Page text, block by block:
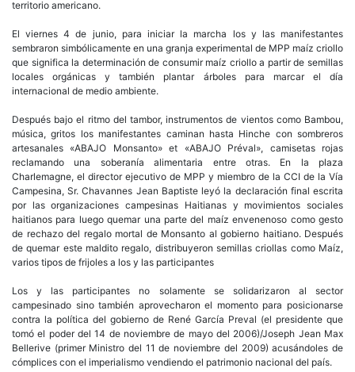
territorio americano.
El viernes 4 de junio, para iniciar la marcha los y las manifestantes
sembraron simbólicamente en una granja experimental de MPP maíz criollo
que significa la determinación de consumir maíz criollo a partir de semillas
locales orgánicas y también plantar árboles para marcar el día
internacional de medio ambiente.
Después bajo el ritmo del tambor, instrumentos de vientos como Bambou,
música, gritos los manifestantes caminan hasta Hinche con sombreros
artesanales «ABAJO Monsanto» et «ABAJO Préval», camisetas rojas
reclamando una soberanía alimentaria entre otras. En la plaza
Charlemagne, el director ejecutivo de MPP y miembro de la CCI de la Vía
Campesina, Sr. Chavannes Jean Baptiste leyó la declaración final escrita
por las organizaciones campesinas Haitianas y movimientos sociales
haitianos para luego quemar una parte del maíz envenenoso como gesto
de rechazo del regalo mortal de Monsanto al gobierno haitiano. Después
de quemar este maldito regalo, distribuyeron semillas criollas como Maíz,
varios tipos de frijoles a los y las participantes
Los y las participantes no solamente se solidarizaron al sector
campesinado sino también aprovecharon el momento para posicionarse
contra la política del gobierno de René García Preval (el presidente que
tomó el poder del 14 de noviembre de mayo del 2006)/Joseph Jean Max
Bellerive (primer Ministro del 11 de noviembre del 2009) acusándoles de
cómplices con el imperialismo vendiendo el patrimonio nacional del país.